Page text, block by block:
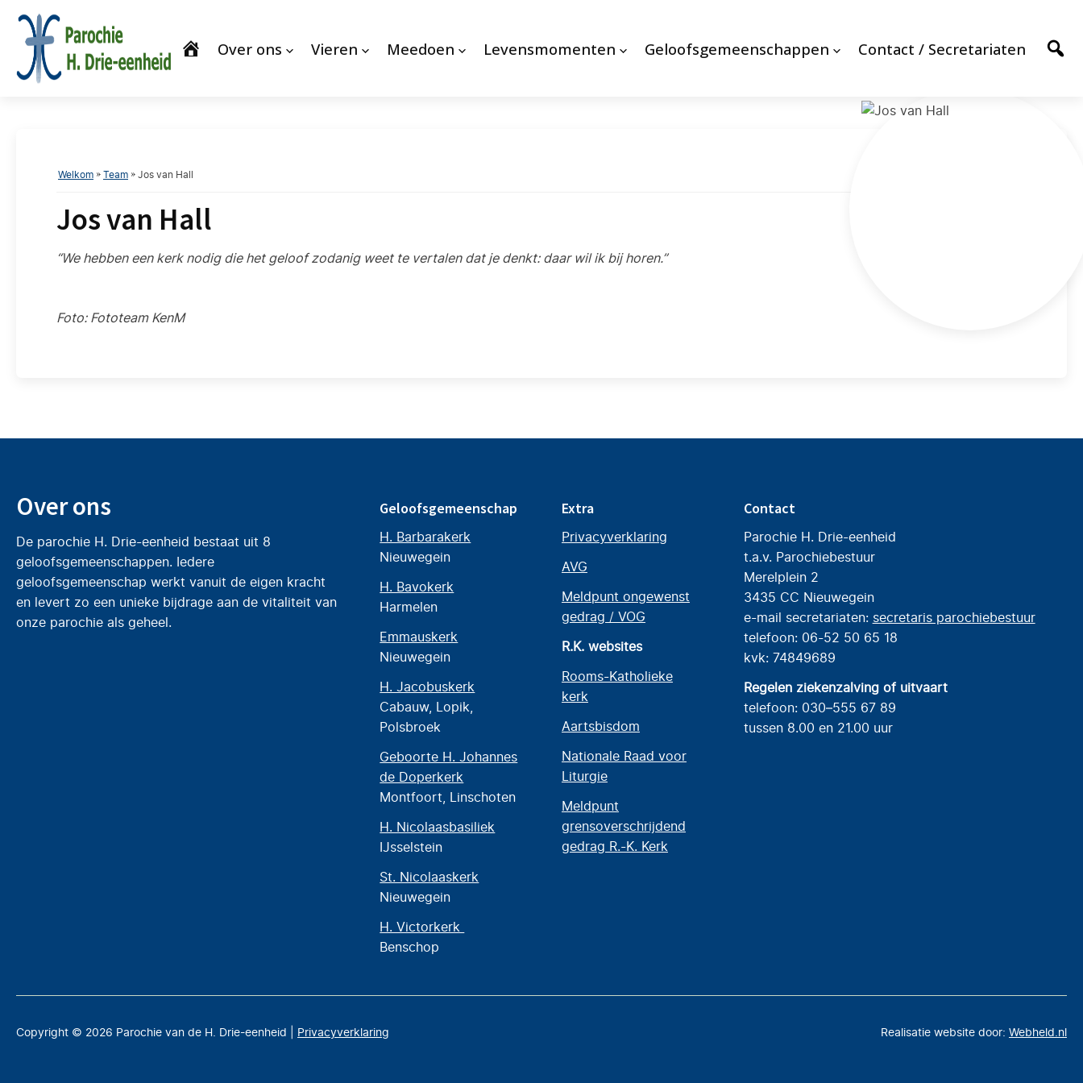
Over ons Vieren Meedoen Levensmomenten Geloofsgemeenschappen Contact / Secretariaten
Welkom » Team » Jos van Hall
Jos van Hall
“We hebben een kerk nodig die het geloof zodanig weet te vertalen dat je denkt: daar wil ik bij horen.”
Foto: Fototeam KenM
Over ons
De parochie H. Drie-eenheid bestaat uit 8
geloofsgemeenschappen. Iedere
geloofsgemeenschap werkt vanuit de eigen kracht
en levert zo een unieke bijdrage aan de vitaliteit van
onze parochie als geheel.
Geloofsgemeenschap
H. Barbarakerk
Nieuwegein
H. Bavokerk
Harmelen
Emmauskerk
Nieuwegein
H. Jacobuskerk
Cabauw, Lopik,
Polsbroek
Geboorte H. Johannes
de Doperkerk
Montfoort, Linschoten
H. Nicolaasbasiliek
IJsselstein
St. Nicolaaskerk
Nieuwegein
H. Victorkerk
Benschop
Extra
Privacyverklaring
AVG
Meldpunt ongewenst
gedrag / VOG
R.K. websites
Rooms-Katholieke
kerk
Aartsbisdom
Nationale Raad voor
Liturgie
Meldpunt
grensoverschrijdend
gedrag R.-K. Kerk
Contact
Parochie H. Drie-eenheid
t.a.v. Parochiebestuur
Merelplein 2
3435 CC Nieuwegein
e-mail secretariaten: secretaris parochiebestuur
telefoon: 06-52 50 65 18
kvk: 74849689
Regelen ziekenzalving of uitvaart
telefoon: 030–555 67 89
tussen 8.00 en 21.00 uur
Copyright © 2026 Parochie van de H. Drie-eenheid | Privacyverklaring Realisatie website door: Webheld.nl